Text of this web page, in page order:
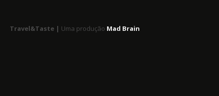
Travel&Taste | Uma produção Mad Brain